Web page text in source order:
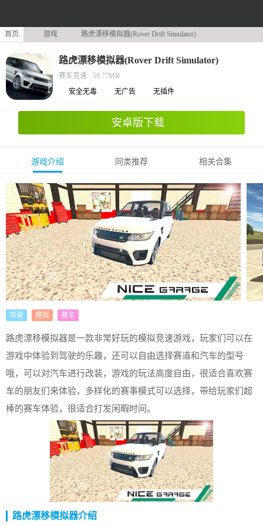
首页 游戏 路虎漂移模拟器(Rover Drift Simulator)
路虎漂移模拟器(Rover Drift Simulator)
赛车竞速
59.77MB
安全无毒
无广告 无插件
安卓版下载
游戏介绍 同类推荐 相关合集
驾驶 模拟 赛车
路虎漂移模拟器是一款非常好玩的模拟竞速游戏，玩家们可以在
游戏中体验到驾驶的乐趣，还可以自由选择赛道和汽车的型号
哦，可以对汽车进行改装，游戏的玩法高度自由，很适合喜欢赛
车的朋友们来体验，多样化的赛事模式可以选择，带给玩家们超
棒的赛车体验，很适合打发闲暇时间。
路虎漂移模拟器介绍